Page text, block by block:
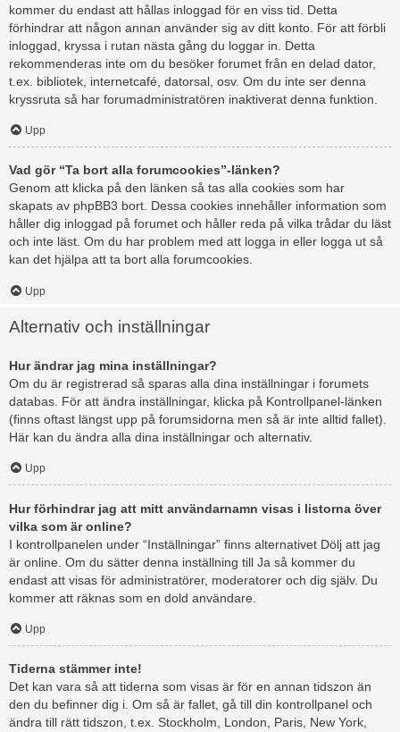
kommer du endast att hållas inloggad för en viss tid. Detta
förhindrar att någon annan använder sig av ditt konto. För att förbli
inloggad, kryssa i rutan nästa gång du loggar in. Detta
rekommenderas inte om du besöker forumet från en delad dator,
t.ex. bibliotek, internetcafé, datorsal, osv. Om du inte ser denna
kryssruta så har forumadministratören inaktiverat denna funktion.
Upp
Vad gör “Ta bort alla forumcookies”-länken?
Genom att klicka på den länken så tas alla cookies som har
skapats av phpBB3 bort. Dessa cookies innehåller information som
håller dig inloggad på forumet och håller reda på vilka trådar du läst
och inte läst. Om du har problem med att logga in eller logga ut så
kan det hjälpa att ta bort alla forumcookies.
Upp
Alternativ och inställningar
Hur ändrar jag mina inställningar?
Om du är registrerad så sparas alla dina inställningar i forumets
databas. För att ändra inställningar, klicka på Kontrollpanel-länken
(finns oftast längst upp på forumsidorna men så är inte alltid fallet).
Här kan du ändra alla dina inställningar och alternativ.
Upp
Hur förhindrar jag att mitt användarnamn visas i listorna över
vilka som är online?
I kontrollpanelen under “Inställningar” finns alternativet Dölj att jag
är online. Om du sätter denna inställning till Ja så kommer du
endast att visas för administratörer, moderatorer och dig själv. Du
kommer att räknas som en dold användare.
Upp
Tiderna stämmer inte!
Det kan vara så att tiderna som visas är för en annan tidszon än
den du befinner dig i. Om så är fallet, gå till din kontrollpanel och
ändra till rätt tidszon, t.ex. Stockholm, London, Paris, New York,